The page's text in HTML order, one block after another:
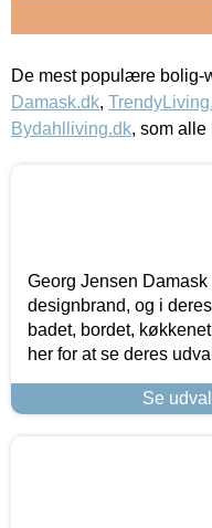
De mest populære bolig-
Damask.dk,
Bydahlliving.dk, som alle
Georg Jensen
designbrand, og i
badet, bordet,
her for at se deres
Se